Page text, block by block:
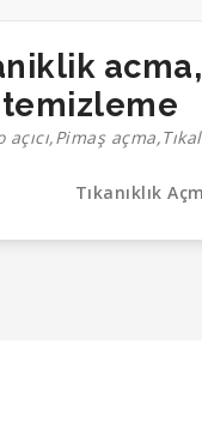
temizleme
açıcı,Pimaş
Tıkanıklık